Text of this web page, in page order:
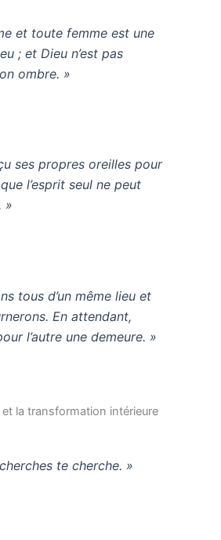
et toute femme est une
; et Dieu n’est pas
ombre. »
ses propres oreilles pour
l’esprit seul ne peut
»
tous d’un même lieu et
En attendant,
l’autre une demeure. »
la transformation intérieure
te cherche. »